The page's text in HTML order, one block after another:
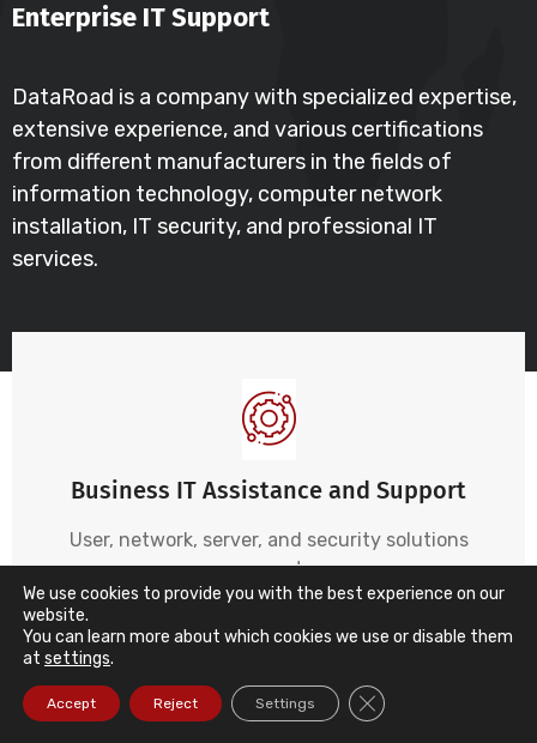
Enterprise IT Support
DataRoad is a company with specialized expertise,
extensive experience, and various certifications
from different manufacturers in the fields of
information technology, computer network
installation, IT security, and professional IT
services.
Business IT Assistance and Support
User, network, server, and security solutions
support
Read more ...
We use cookies to provide you with the best experience on our
website.
You can learn more about which cookies we use or disable them
at settings.
Accept Reject Settings Close GDPR Cookie